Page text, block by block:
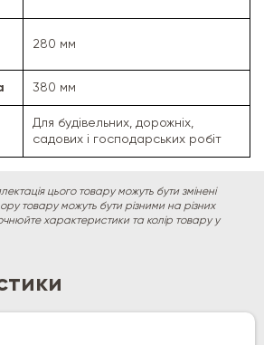
280 мм
380 мм
Для будівельних, дорожніх,
садових і господарських робіт
цього товару можуть бути змінені
товару можуть бути різними на різних
характеристики та колір товару у